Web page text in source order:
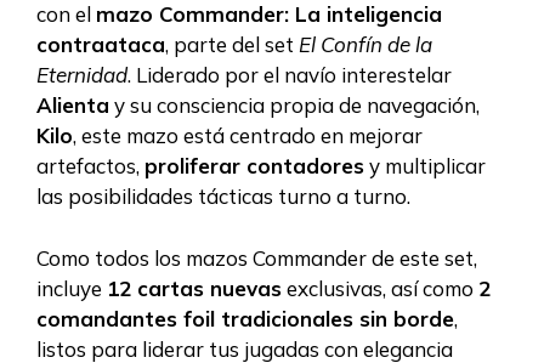
con el mazo Commander: La inteligencia
contraataca, parte del set El Confín de la
Eternidad. Liderado por el navío interestelar
Alienta y su consciencia propia de navegación,
Kilo, este mazo está centrado en mejorar
artefactos, proliferar contadoresy multiplicar
las posibilidades tácticas turno a turno.
Como todos los mazos Commander de este set,
incluye 12 cartas nuevasexclusivas, así como 2
comandantes foil tradicionales sin borde,
listos para liderar tus jugadas con elegancia